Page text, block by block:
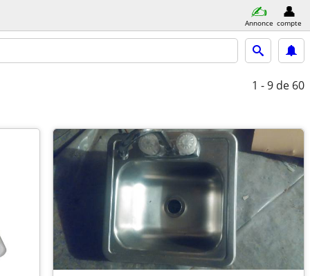
Annonce compte
1 - 9 de 60